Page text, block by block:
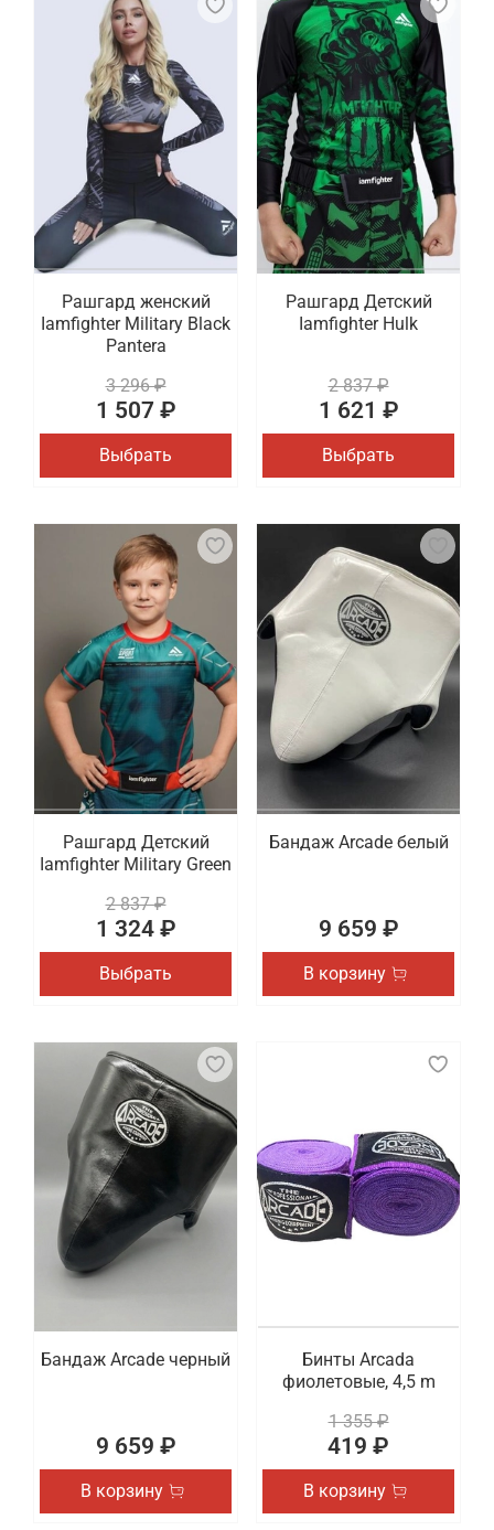
Рашгард женский
Iamfighter Military Black
Pantera
3 296 ₽
1 507 ₽
Выбрать
Рашгард Детский
Iamfighter Hulk
2 837 ₽
1 621 ₽
Выбрать
Рашгард Детский
Iamfighter Military Green
2 837 ₽
1 324 ₽
Выбрать
Бандаж Arcade белый
9 659 ₽
В корзину
Бандаж Arcade черный
9 659 ₽
В корзину
Бинты Arcada
фиолетовые, 4,5 m
1 355 ₽
419 ₽
В корзину